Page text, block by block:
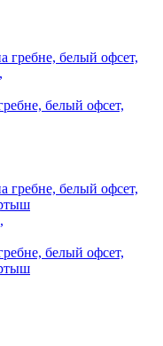
белый офсет,
белый офсет,